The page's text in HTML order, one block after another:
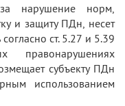
нарушение норм,
и защиту ПДн, несет
ст. 5.27 и 5.39
правонарушениях
субъекту ПДн
использованием